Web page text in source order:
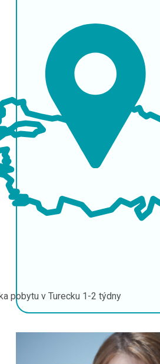
pobytu v Turecku 1-2 týdny